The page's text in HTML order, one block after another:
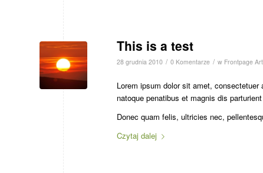
This is a test
28 grudnia 2010 / 0 Komentarze / w Frontpage
Lorem ipsum dolor sit amet,
natoque penatibus et magnis dis
Donec quam felis, ultricies nec,
Czytaj dalej